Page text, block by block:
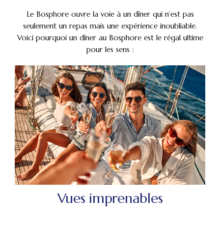
Le Bosphore ouvre la voie à un dîner qui n’est pas
seulement un repas mais une expérience inoubliable.
Voici pourquoi un dîner au Bosphore est le régal ultime
pour les sens :
Vues imprenables